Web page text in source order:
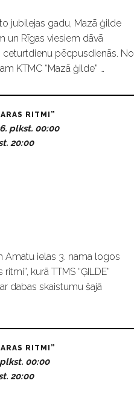
jubilejas gadu, Mazā ģilde
un Rīgas viesiem dāvā
pēcpusdienās. No
KTMC “Mazā ģilde” …
RITMI”
plkst. 00:00
20:00
Amatu ielas 3. nama logos
kurā TTMS “ĢILDE”
dabas skaistumu šajā
RITMI”
00:00
20:00